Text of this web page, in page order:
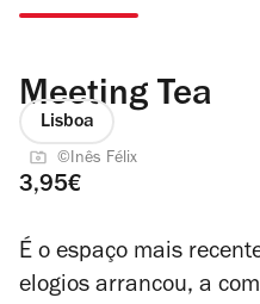
Meeting Tea
Lisboa
©Inês Félix
3,95€
É o espaço mais
elogios arrancou, a